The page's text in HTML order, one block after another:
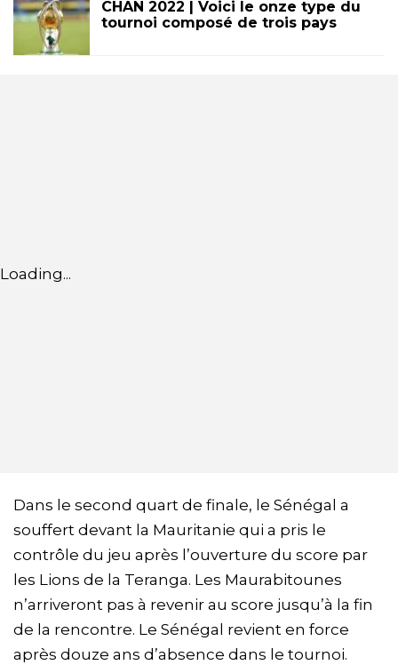
CHAN 2022 | Voici le onze type du
tournoi composé de trois pays
Loading...
Dans le second quart de finale, le Sénégal a
souffert devant la Mauritanie qui a pris le
contrôle du jeu après l’ouverture du score par
les Lions de la Teranga. Les Maurabitounes
n’arriveront pas à revenir au score jusqu’à la fin
de la rencontre. Le Sénégal revient en force
après douze ans d’absence dans le tournoi.